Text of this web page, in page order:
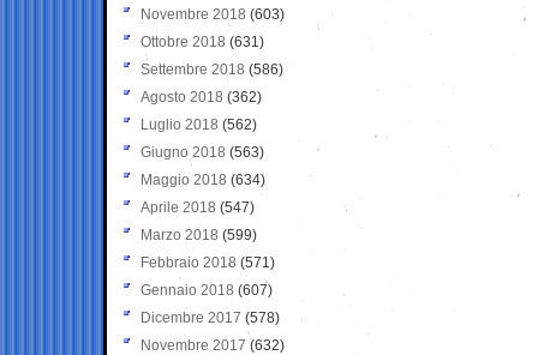
Novembre 2018 (603)
Ottobre 2018 (631)
Settembre 2018 (586)
Agosto 2018 (362)
Luglio 2018 (562)
Giugno 2018 (563)
Maggio 2018 (634)
Aprile 2018 (547)
Marzo 2018 (599)
Febbraio 2018 (571)
Gennaio 2018 (607)
Dicembre 2017 (578)
Novembre 2017 (632)